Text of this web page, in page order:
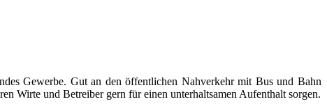
Gewerbe. Gut an den öffentlichen Nahverkehr mit Bus und Bahn
Wirte und Betreiber gern für einen unterhaltsamen Aufenthalt sorgen.